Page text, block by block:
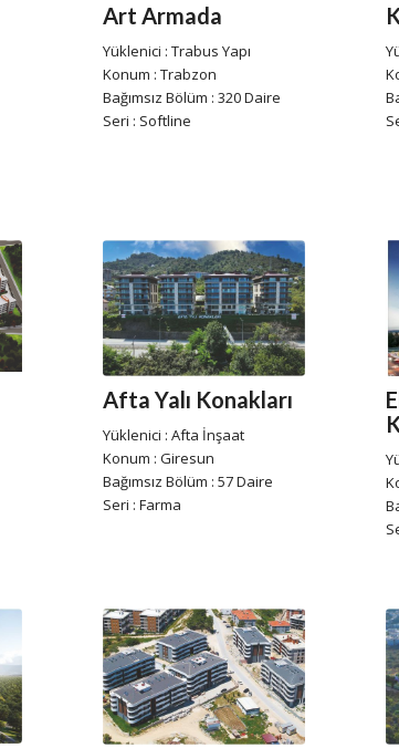
Art Armada
Yüklenici : Trabus Yapı
Konum : Trabzon
Bağımsız Bölüm : 320 Daire
Seri : Softline
Afta Yalı Konakları
Yüklenici : Afta İnşaat
Konum : Giresun
Bağımsız Bölüm : 57 Daire
Seri : Farma